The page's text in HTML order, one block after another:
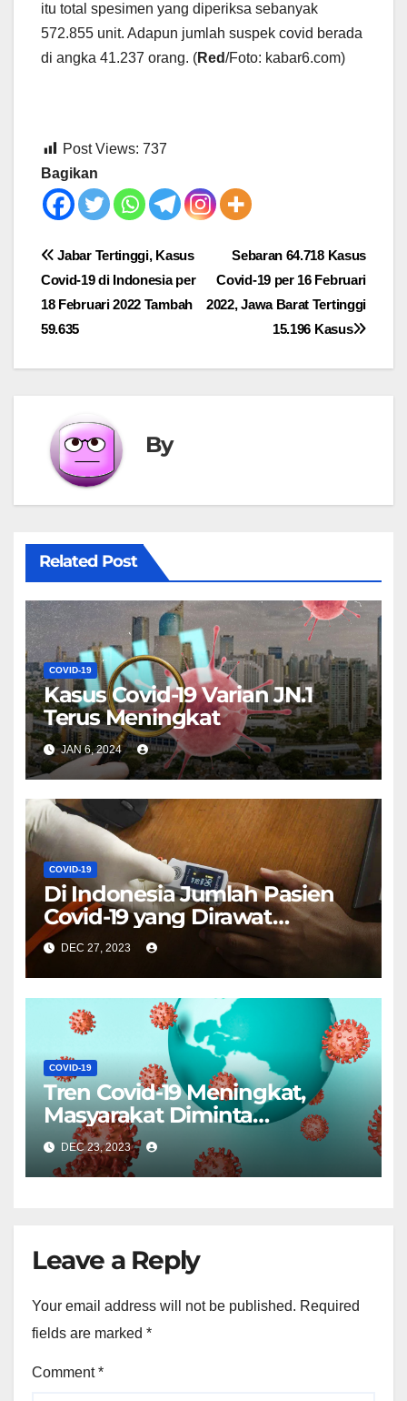
itu total spesimen yang diperiksa sebanyak
572.855 unit. Adapun jumlah suspek covid berada
di angka 41.237 orang. (Red/Foto: kabar6.com)
Post Views: 737
Bagikan
Post
navigation
Sebaran 64.718 Kasus
Covid-19 per 16 Februari
2022, Jawa Barat Tertinggi
15.196 Kasus
Jabar Tertinggi, Kasus
Covid-19 di Indonesia per
18 Februari 2022 Tambah
59.635
By
Related Post
COVID-19
Kasus Covid-19 Varian JN.1
Terus Meningkat
JAN 6, 2024
COVID-19
Di Indonesia Jumlah Pasien
Covid-19 yang Dirawat
Meningkat 255 Persen
DEC 27, 2023
COVID-19
Tren Covid-19 Meningkat,
Masyarakat Diminta
Tingkatkan Kewaspadaan
DEC 23, 2023
Leave a Reply
Your email address will not be published. Required
fields are marked *
Comment*